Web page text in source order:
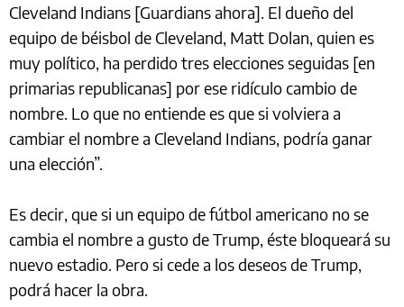
Cleveland Indians [Guardians ahora]. El dueño del
equipo de béisbol de Cleveland, Matt Dolan, quien es
muy político, ha perdido tres elecciones seguidas [en
primarias republicanas] por ese ridículo cambio de
nombre. Lo que no entiende es que si volviera a
cambiar el nombre a Cleveland Indians, podría ganar
una elección”.
Es decir, que si un equipo de fútbol americano no se
cambia el nombre a gusto de Trump, éste bloqueará su
nuevo estadio. Pero si cede a los deseos de Trump,
podrá hacer la obra.